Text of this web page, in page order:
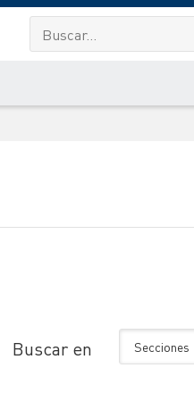
Buscar en